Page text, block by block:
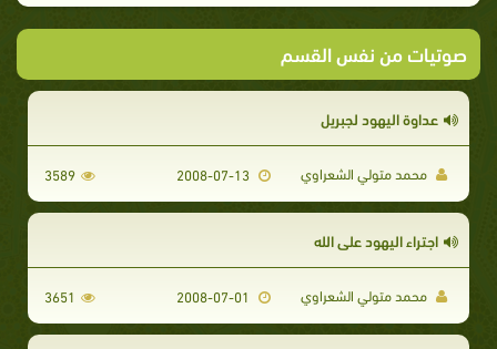
صوتيات من نفس القسم
عداوة اليهود لجبريل
محمد متولي الشعراوي 2008-07-13
3589
اجتراء اليهود على الله
محمد متولي الشعراوي 3651